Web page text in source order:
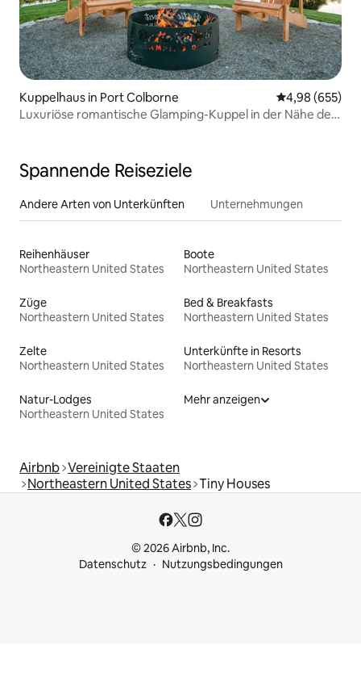
Kuppelhaus in Port Colborne
4,98 (655)
Luxuriöse romantische Glamping-Kuppel in der Nähe der
Spannende Reiseziele
Andere Arten von Unterkünften Unternehmungen
Reihenhäuser
Northeastern United States
Boote
Northeastern United States
Züge
Northeastern United States
Bed & Breakfasts
Northeastern United States
Zelte
Northeastern United States
Unterkünfte in Resorts
Northeastern United States
Natur-Lodges
Northeastern United States
Mehr anzeigen
Airbnb Vereinigte Staaten
Northeastern United States Tiny Houses
© 2026 Airbnb, Inc.
Datenschutz
Nutzungsbedingungen